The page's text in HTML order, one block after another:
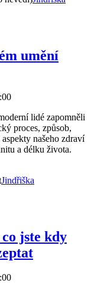
umění
lidé zapomněli
proces, způsob,
našeho zdraví
a délku života.
Jindřiška
jste kdy